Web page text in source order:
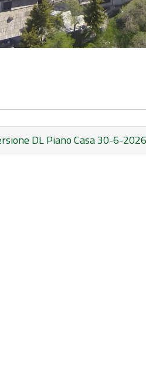
DL Piano Casa 30-6-2026